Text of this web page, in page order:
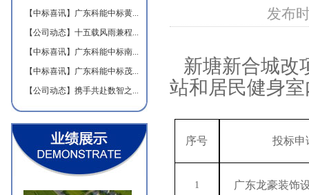
【中标喜讯】广东科能中标黄...
【公司动态】十五载风雨兼程...
【中标喜讯】广东科能中标南...
【中标喜讯】广东科能中标茂...
【公司动态】携手共赴数智之...
升改造工程监理服务
发布
新塘新合城改
站和居民健身
序号 投标申
1 广东龙豪装饰